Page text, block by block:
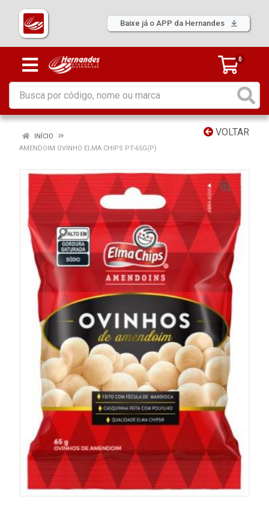
Baixe já o APP da Hernandes
0
VOLTAR
INÍCIO
AMENDOIM OVINHO ELMA CHIPS PT-65G(P)